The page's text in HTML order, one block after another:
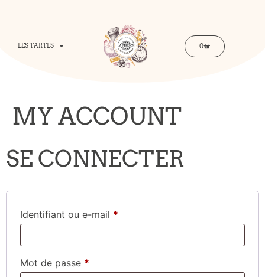
LES TARTES 0
MY ACCOUNT
SE CONNECTER
Identifiant ou e-mail *
Mot de passe *